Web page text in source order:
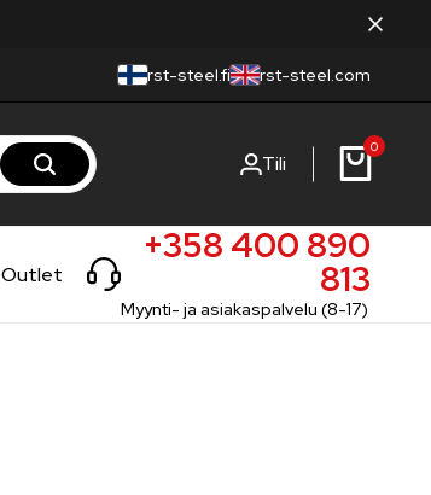
rst-steel.fi rst-steel.com
Tili
0
Outlet
+358 400 890
813
Myynti- ja asiakaspalvelu (8-17)